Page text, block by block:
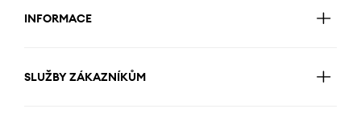
INFORMACE
SLUŽBY ZÁKAZNÍKŮM